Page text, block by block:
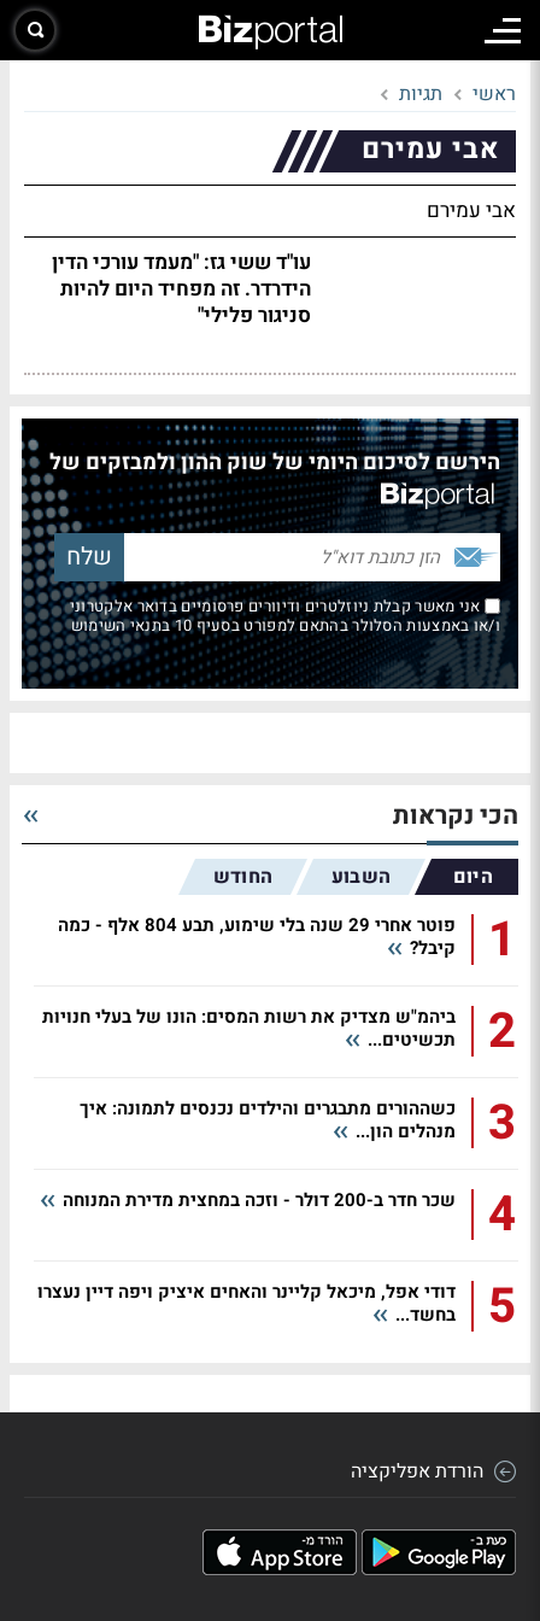
ראשי תגיות
אבי עמירם
אבי עמירם
עו"ד ששי גז: "מעמד עורכי הדין
הידרדר. זה מפחיד היום להיות
סניגור פלילי"
הירשם לסיכום היומי של שוק ההון ולמבזקים של
אני מאשר קבלת ניוזלטרים ודיוורים פרסומיים בדואר אלקטרוני
ו/או באמצעות הסלולר בהתאם למפורט בסעיף 10 בתנאי השימוש
הכי נקראות
היום השבוע החודש
1
פוטר אחרי 29 שנה בלי שימוע, תבע 804 אלף - כמה
קיבל?
2
ביהמ"ש מצדיק את רשות המסים: הונו של בעלי חנויות
תכשיטים...
3
כשההורים מתבגרים והילדים נכנסים לתמונה: איך
מנהלים הון...
4 שכר חדר ב-200 דולר - וזכה במחצית מדירת המנוחה
5
דודי אפל, מיכאל קליינר והאחים איציק ויפה דיין נעצרו
בחשד...
הורדת אפליקציה